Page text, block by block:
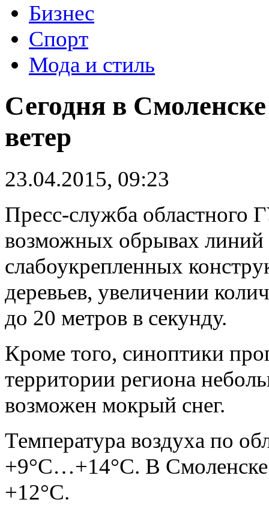
Бизнес
Спорт
Мода и стиль
Сегодня в
ветер
23.04.2015, 09:23
Пресс-служба
возможных обрывах линий
слабоукрепленных
деревьев, увеличении
до 20 метров в секунду.
Кроме того, синоптики
территории региона
возможен мокрый снег.
Температура воздуха по
+9°С…+14°С. В
+12°С.